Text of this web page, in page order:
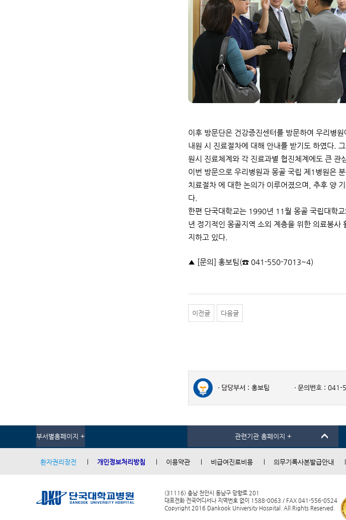
이후 방문단은 건강증진센터를 방문하여 우리병
내원 시 진료절차에 대해 안내를 받기도 하였다.
원시 진료체계와 각 진료과별 협진체계에도 큰 관
이번 방문으로 우리병원과 몽골 국립 제1병원은
치료절차 에 대한 논의가 이루어졌으며, 추후 양
다.
한편 단국대학교는 1990년 11월 몽골 국립대학
년 정기적인 몽골지역 소외 계층을 위한 의료봉
지하고 있다.
▲ [문의] 홍보팀(☎ 041-550-7013~4)
이전글 다음글
담당부서 : 홍보팀 문의번호 : 041-
부서별홈페이지 + 관련기관 홈페이지 +
환자권리장전 개인정보처리방침 이용약관 비급여진료비용 의무기록사본발급안내
(31116) 충남 천안시 동남구 망향로 201
대표전화 전국어디서나 지역번호 없이 1588-0063 / FAX 041-556-0524
Copyright 2016 Dankook University Hospital. All Rights Reserved.